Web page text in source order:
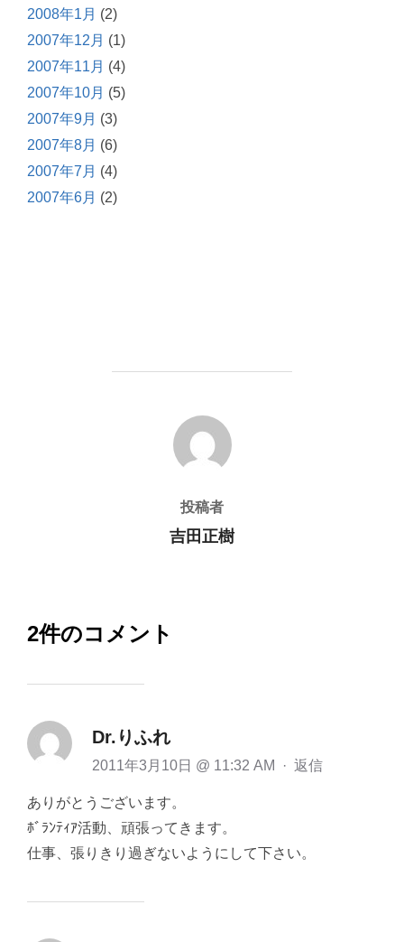
2008年1月 (2)
2007年12月 (1)
2007年11月 (4)
2007年10月 (5)
2007年9月 (3)
2007年8月 (6)
2007年7月 (4)
2007年6月 (2)
投稿者
投稿者
吉田正樹
2件のコメント
Dr.りふれ
2011年3月10日 @ 11:32 AM · 返信
ありがとうございます。
ﾎﾞﾗﾝﾃｨｱ活動、頑張ってきます。
仕事、張りきり過ぎないようにして下さい。